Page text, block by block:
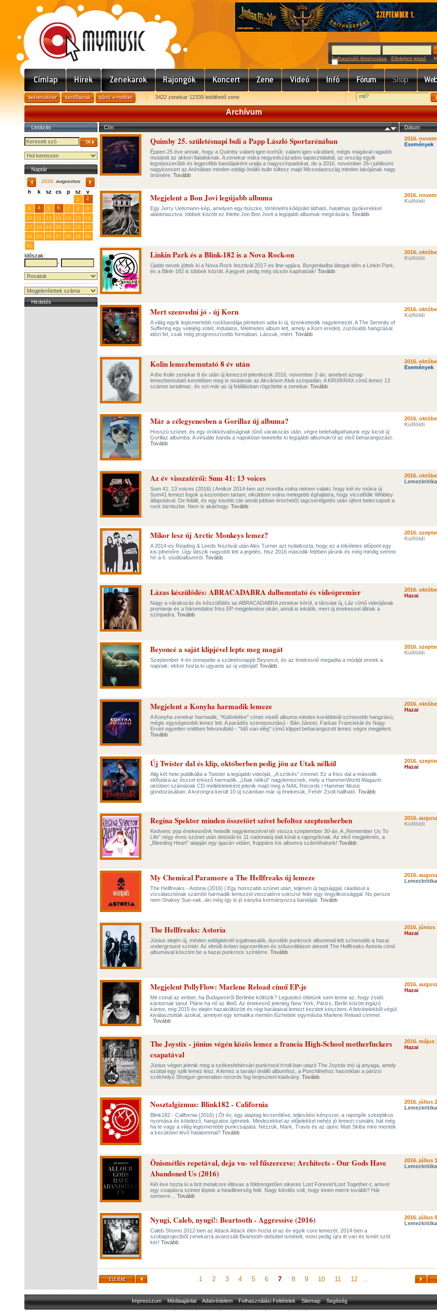
Felhasználó létrehozása Elfelejtett jelszó
3422 zenekar 12339 letölthető zene
Archívum
Listázás
Naptár
2026. augusztus
h k sz cs p sz v
1
2
3
4 5 6 7 8
9
10
11 12 13 14 15
16
17
18 19 20 21 22
23
24
25 26 27 28 29
30
31
Időszak:
-
Hirdetés
Cím Dátum
Quimby 25. születésnapi buli a Papp László Sportarénában
Éppen 25 éve annak, hogy a Quimby valami igen korhűt, valami igen váratlant, mégis magával ragadót
mutatott az akkori fiataloknak. A zenekar mára negyedszázados tapasztalattal, az ország egyik
legnépszerűbb és legprofibb bandájaként uralja a nagyszínpadokat, de a 2016. november 26-i jubileumi
nagykoncert az Arénában minden eddigi önálló bulin túltesz majd Micsodaország minden lakójának nagy
örömére. Tovább
2016.
Események
Megjelent a Bon Jovi legújabb albuma
Egy Jerry Uelsmann-kép, amelyen egy büszke, történelmi kőépület látható, hatalmas gyökerekkel
alátámasztva: többek között ez ihlette Jon Bon Jovit a legújabb albumuk megírására. Tovább
2016.
Külföldi
Linkin Park és a Blink-182 is a Nova Rock-on
Újabb nevek jöttek ki a Nova Rock fesztivál 2017-es line-upjára. Burgenladba látogat idén a Linkin Park,
és a Blink-182 is többek között. A jegyek pedig még olcsón kaphatóak! Tovább
2016.
Külföldi
Mert szenvedni jó - új Korn
A világ egyik legismertebb rockbandája pénteken adta ki új, tizenkettedik nagylemezét. A The Serenity of
Suffering egy velejéig sötét, indulatos, félelmetes album lett, amely a Korn eredeti, zúzósabb hangzását
idézi fel, csak még progresszívebb formában. Lássuk, miért. Tovább
2016.
Külföldi
Kolin lemezbemutató 8 év után
A the Kolin zenekar 8 év után új lemezzel jelentkezik 2016. november 2-án, amelyet aznap
lemezbemutató keretében meg is mutatnak az Akvárium Klub színpadán. A KRIXKRAX című lemez 13
számot tartalmaz, és ezt már az új felállásban rögzítette a zenekar. Tovább
2016.
Események
Már a célegyenesben a Gorillaz új albuma?
Hosszú szünet, és egy örökkévalóságnak tűnő várakozás után, végre belehallgathatunk egy kicsit új
Gorillaz albumba. A virtuális banda a napokban tweetelte ki legújabb albumukról az első beharangozást.
Tovább
2016.
Külföldi
Az év visszatérői: Sum 41: 13 voices
Sum 41: 13 voices (2016) | Amikor 2014-ben azt mondta volna nekem valaki, hogy két év múlva új
Sum41 lemezt fogok a kezemben tartani, elküldtem volna melegebb éghajlatra, hogy viccelődik Whibley
állapotával. De felállt, és egy kisebb (de annál jobban érezhető) tagcserélgetés után újfent belecsapott a
rock bizniszbe. Nem is akárhogy. Tovább
2016.
Lemezkritika
Mikor lesz új Arctic Monkeys lemez?
A 2014-es Reading & Leeds fesztivál után Alex Turner azt nyilatkozta, hogy ez a tökéletes időpont egy
kis pihenőre. Úgy látszik nagyobb lett a jegelés, hisz 2016 második felében járunk és még mindig semmi
hír a 6. stúdióalbumról. Tovább
2016.
Külföldi
Lázas készülődés: ABRACADABRA dalbemutató és videópremier
Nagy a várakozás és készülődés az ABRACADABRA zenekar körül, a társulat új, Láz című videójának
premierje és a háromdalos friss EP megjelenése okán, annál is inkább, mert új énekessel állnak a
színpadra. Tovább
2016.
Hazai
Beyoncé a saját klipjével lepte meg magát
Szeptember 4-én ünnepelte a születésnapját Beyoncé, és az énekesnő megadta a módját ennek a
napnak: ekkor hozta ki ugyanis az új videóját! Tovább
2016.
Külföldi
Megjelent a Konyha harmadik lemeze
A Konyha zenekar harmadik, "Különbéke" címet viselő albuma minden korábbinál színesebb hangzású,
mégis egységesebb lemez lett. A parádés szereposztású - Bán Jánost, Farkas Franciskát és Nagy
Ervint egyetlen snittben felvonultató - "Idő van elég" című klippel beharangozott lemez végre megjelent.
Tovább
2016.
Hazai
Új Twister dal és klip, októberben pedig jön az Utak nélkül
Alig két hete publikálta a Twister a legújabb videóját, „A szökés” címmel. Ez a friss dal a második
előfutára az ősszel érkező harmadik, „Utak nélkül” nagylemeznek, mely a HammerWorld Magazin
októberi számának CD mellékleteként jelenik majd meg a NAIL Records / Hammer Music
gondozásában. A korongra került 10 új számban már új énekesük, Fehér Zsolt hallható. Tovább
2016.
Hazai
Regina Spektor minden összetört szívet befoltoz szeptemberben
Kedvenc pop énekesnőnk hetedik nagylemezével tér vissza szeptember 30-án. A „Remember Us To
Life” négy éves szünet után debütál és 11 vadonatúj dalt kínál a rajongóknak. Az első megjelenés, a
„Bleeding Heart” alapján egy igazán vidám, frappáns kis albumra számíthatunk! Tovább
2016.
Külföldi
My Chemical Paramore a The Hellfreaks új lemeze
The Hellfreaks - Astoria (2016) | Egy hosszabb szünet után, teljesen új tagsággal, ráadásul a
vízválasztónak számító harmadik lemezzel visszatérni sokszor felér egy öngyilkossággal. No persze
nem Shakey Sue-nak, aki még így is jó irányba kormányozza bandáját. Tovább
2016.
Lemezkritika
The Hellfreaks: Astoria
Június elején új, minden eddigieknél izgalmasabb, durvább punkrock albummal lett színesebb a hazai
underground színtér. Az elmúlt évben tagcseréken és stílusváltáson átesett The Hellfreaks Astoria című
albumával köszönt be a hazai punkrock színtérre. Tovább
2016. június
Hazai
Megjelent PollyFlow: Marlene Reload című EP-je
Mit csinál az ember, ha Budapestről Berlinbe költözik? Legutolsó ötletünk sem lenne az, hogy zsidó
kántornak tanul. Pláne ha nő az illető. Az énekesnő jelenleg New York, Párizs, Berlin között ingázó
kántor, míg 2015 év elején hazaköltözött és régi barátaival lemezt kezdett készíteni. A felvételekből végül
kiválasztották azokat, amelyet egy tematika mentén fűzhettek egymásba Marlene Reload címmel.
Tovább
2016.
Hazai
The Joystix - június végén közös lemez a francia High-School motherfuckers
csapatával
Június végen jelenik meg a székesfehérvári punk/rock'n'roll-ban utazó The Joystix trió új anyaga, amely
ezúttal egy split lemez lesz. A lemez a tavalyi önálló albumhoz, a Punchlinehoz hasonlóan a párizsi
székhelyű Shotgun generation records fog terjeszteni kiadvány. Tovább
2016. május
Hazai
Nosztalgizmus: Blink182 - California
Blink182 - California (2016) | Öt év, egy alaptag lecserélése, teljesítési kényszer, a rajongók szkeptikus
nyomása és kötelező, hangzatos ígéretek. Mindezekkel az előjelekkel nehéz jó lemezt csinálni, hát még
ha te vagy a világ legismertebb punkcsapata. Nézzük, Mark, Travis és az újonc Matt Skiba mire mentek
a kezükben lévő hatalommal? Tovább
2016. július
Lemezkritika
Önismétlés repetával, deja vu- vel fűszerezve: Architects - Our Gods Have
Abandoned Us (2016)
Két éve hozta ki a brit metalcore éllovas a földrengetően sikeres Lost Forever\Lost Together-t, amivel
egy csapásra szintet léptek a headlinerség felé. Nagy kérdés volt, hogy innen merre tovább? Hát
semerre… Tovább
2016. július
Lemezkritika
Nyugi, Caleb, nyugi!: Beartooth - Aggressive (2016)
Caleb Shomo 2012-ben az Attack Attack élén hozta el az év egyik core lemezét, 2014-ben a
szobaprojectből zenekarrá avanzsált Beartooth-debüttel ismételt, most pedig újra itt van és ismét szót
kér! Tovább
2016. július
Lemezkritika
1 2 3 4 5 6 7 8 9 10 11 12 ...
Impresszum Médiaajánlat Adatvédelem Felhasználási Feltételek Sitemap
Segítség